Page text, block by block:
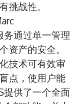
挑战性。
务通过单一管理
资产的安全。
技术可有效审
点，使用户能
提供了一个全面